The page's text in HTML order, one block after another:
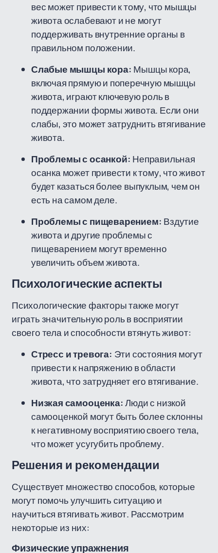
вес может привести к тому, что мышцы
живота ослабевают и не могут
поддерживать внутренние органы в
правильном положении.
Слабые мышцы кора: Мышцы кора,
включая прямую и поперечную мышцы
живота, играют ключевую роль в
поддержании формы живота. Если они
слабы, это может затруднить втягивание
живота.
Проблемы с осанкой: Неправильная
осанка может привести к тому, что живот
будет казаться более выпуклым, чем он
есть на самом деле.
Проблемы с пищеварением: Вздутие
живота и другие проблемы с
пищеварением могут временно
увеличить объем живота.
Психологические аспекты
Психологические факторы также могут
играть значительную роль в восприятии
своего тела и способности втянуть живот:
Стресс и тревога: Эти состояния могут
привести к напряжению в области
живота, что затрудняет его втягивание.
Низкая самооценка:Люди с низкой
самооценкой могут быть более склонны
к негативному восприятию своего тела,
что может усугубить проблему.
Решения и рекомендации
Существует множество способов, которые
могут помочь улучшить ситуацию и
научиться втягивать живот. Рассмотрим
некоторые из них:
Физические упражнения